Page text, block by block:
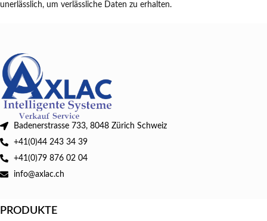
unerlässlich, um verlässliche Daten zu erhalten.
Badenerstrasse 733, 8048 Zürich Schweiz
+41(0)44 243 34 39
+41(0)79 876 02 04
info@axlac.ch
PRODUKTE